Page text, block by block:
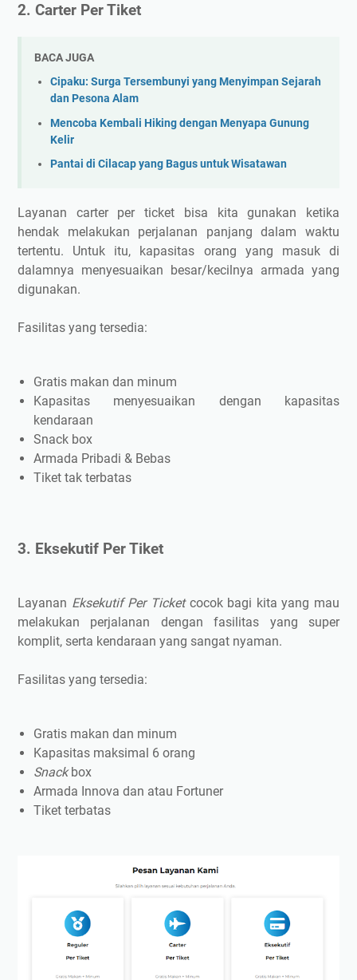
2. Carter Per Tiket
BACA JUGA
Cipaku: Surga Tersembunyi yang Menyimpan Sejarah
dan Pesona Alam
Mencoba Kembali Hiking dengan Menyapa Gunung
Kelir
Pantai di Cilacap yang Bagus untuk Wisatawan
Layanan carter per ticket bisa kita gunakan ketika
hendak melakukan perjalanan panjang dalam waktu
tertentu. Untuk itu, kapasitas orang yang masuk di
dalamnya menyesuaikan besar/kecilnya armada yang
digunakan.
Fasilitas yang tersedia:
Gratis makan dan minum
Kapasitas menyesuaikan dengan kapasitas
kendaraan
Snack box
Armada Pribadi & Bebas
Tiket tak terbatas
3. Eksekutif Per Tiket
Layanan Eksekutif Per Ticketcocok bagi kita yang mau
melakukan perjalanan dengan fasilitas yang super
komplit, serta kendaraan yang sangat nyaman.
Fasilitas yang tersedia:
Gratis makan dan minum
Kapasitas maksimal 6 orang
Snackbox
Armada Innova dan atau Fortuner
Tiket terbatas